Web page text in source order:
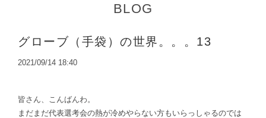
BLOG
グローブ（手袋）の世界。。。13
2021/09/14 18:40
皆さん、こんばんわ。
まだまだ代表選考会の熱が冷めやらない方もいらっしゃるのでは